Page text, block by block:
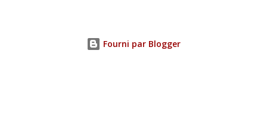
Fourni par Blogger